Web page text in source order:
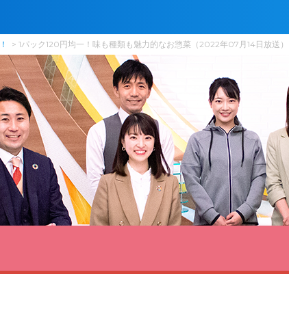
1パック120円均一！味も種類も魅力的なお惣菜（2022年07月14日放送）